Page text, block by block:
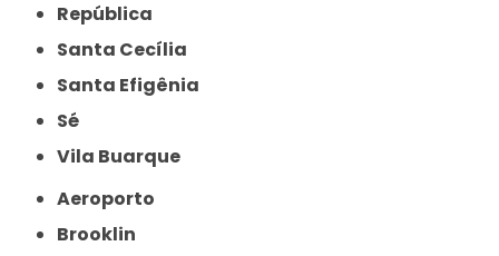
República
Santa Cecília
Santa Efigênia
Sé
Vila Buarque
Aeroporto
Brooklin